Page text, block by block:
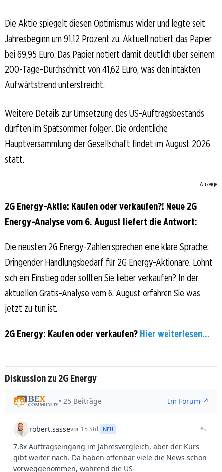
Die Aktie spiegelt diesen Optimismus wider und legte seit
Jahresbeginn um 91,12 Prozent zu. Aktuell notiert das Papier
bei 69,95 Euro. Das Papier notiert damit deutlich über seinem
200-Tage-Durchschnitt von 41,62 Euro, was den intakten
Aufwärtstrend unterstreicht.
Weitere Details zur Umsetzung des US-Auftragsbestands
dürften im Spätsommer folgen. Die ordentliche
Hauptversammlung der Gesellschaft findet im August 2026
statt.
Anzeige
2G Energy-Aktie: Kaufen oder verkaufen?! Neue 2G
Energy-Analyse vom 6. August liefert die Antwort:
Die neusten 2G Energy-Zahlen sprechen eine klare Sprache:
Dringender Handlungsbedarf für 2G Energy-Aktionäre. Lohnt
sich ein Einstieg oder sollten Sie lieber verkaufen? In der
aktuellen Gratis-Analyse vom 6. August erfahren Sie was
jetzt zu tun ist.
2G Energy: Kaufen oder verkaufen? Hier weiterlesen...
Diskussion zu 2G Energy